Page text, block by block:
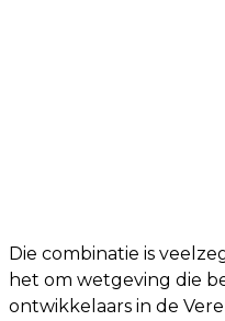
Die combinatie is
het om wetgeving die
ontwikkelaars in de